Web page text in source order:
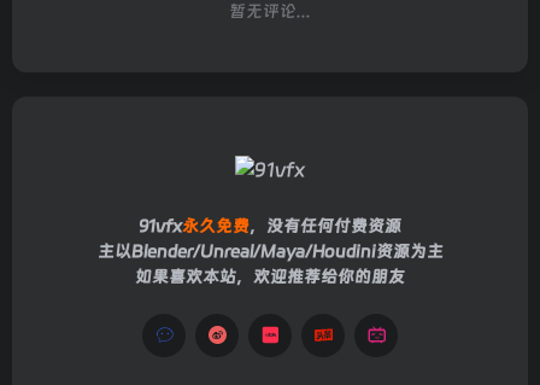
暂无评论...
91vfx永久免费，没有任何付费资源
主以Blender/Unreal/Maya/Houdini资源为主
如果喜欢本站，欢迎推荐给你的朋友